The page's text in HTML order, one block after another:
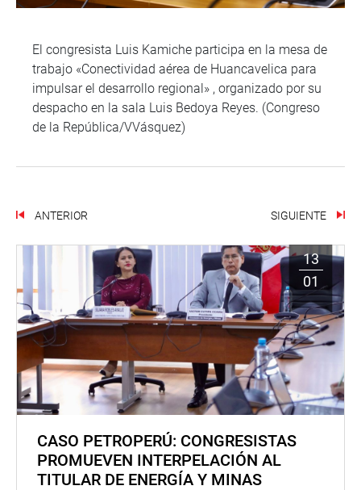
El congresista Luis Kamiche participa en la mesa de
trabajo «Conectividad aérea de Huancavelica para
impulsar el desarrollo regional» , organizado por su
despacho en la sala Luis Bedoya Reyes. (Congreso
de la República/VVásquez)
ANTERIOR SIGUIENTE
13
01
CASO PETROPERÚ: CONGRESISTAS
PROMUEVEN INTERPELACIÓN AL
TITULAR DE ENERGÍA Y MINAS